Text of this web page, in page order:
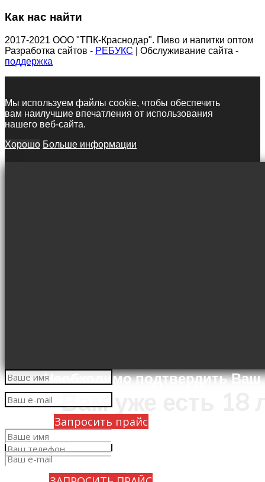
Как нас найти
2017-2021 ООО "ТПК-Краснодар". Пиво и напитки оптом
Разработка сайтов - РЕБУКС | Обслуживание сайта -
поддержка
Мы используем файлы cookie, чтобы обеспечить
вам наилучшие впечатления от использования
нашего веб-сайта.
Хорошо Больше информации
Необходимо подтвердить Ваш
Вам уже есть 18
Да
Нет
Запросить прайс